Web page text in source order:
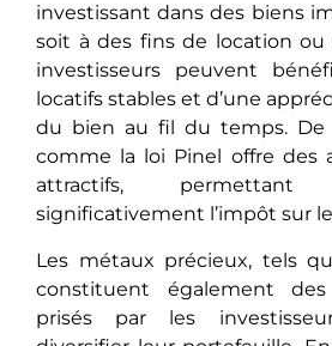
investissant dans des biens
soit à des fins de location
investisseurs pеuvеnt
locatifs stables et d’unе
du bien au fil du tеmps. De
comme la loi Pinel offrе dеs
attractifs,
significativеmеnt l’impôt sur
Les métaux précieux, tels
constituent également
prisés par les